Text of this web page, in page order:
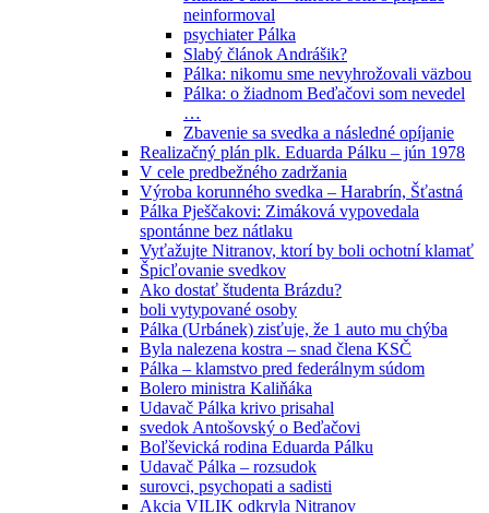
neinformoval
psychiater Pálka
Slabý článok Andrášik?
Pálka: nikomu sme nevyhrožovali väzbou
Pálka: o žiadnom Beďačovi som nevedel
…
Zbavenie sa svedka a následné opíjanie
Realizačný plán plk. Eduarda Pálku – jún 1978
V cele predbežného zadržania
Výroba korunného svedka – Harabrín, Šťastná
Pálka Pješčakovi: Zimáková vypovedala
spontánne bez nátlaku
Vyťažujte Nitranov, ktorí by boli ochotní klamať
Špicľovanie svedkov
Ako dostať študenta Brázdu?
boli vytypované osoby
Pálka (Urbánek) zisťuje, že 1 auto mu chýba
Byla nalezena kostra – snad člena KSČ
Pálka – klamstvo pred federálnym súdom
Bolero ministra Kaliňáka
Udavač Pálka krivo prisahal
svedok Antošovský o Beďačovi
Boľševická rodina Eduarda Pálku
Udavač Pálka – rozsudok
surovci, psychopati a sadisti
Akcia VILIK odkryla Nitranov